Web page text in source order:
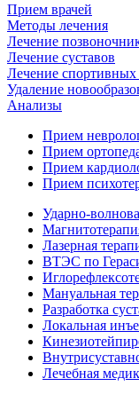
Прием врачей
Методы лечения
Лечение
Лечение суставов
Лечение спортивных
Удаление
Анализы
Прием
Прием
Прием
Прием
Ударно-
Лазерная
ВТЭС по
Мануальная
Разработка
Локальная
Лечебная